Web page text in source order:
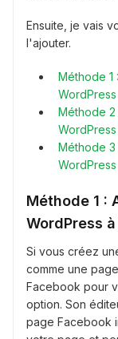
Ensuite, je vais
l'ajouter.
Méthode 1
Méthode
Méthode
Méthode 1 :
WordPress
Si vous créez
comme une
Facebook pour
option. Son
page Facebook